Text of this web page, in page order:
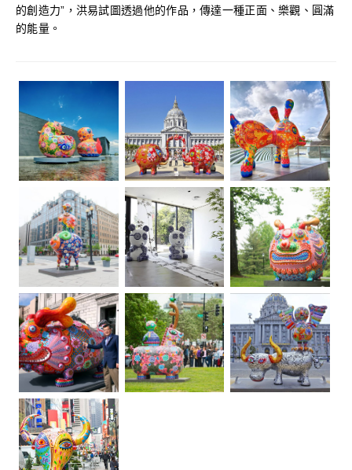
的創造力”，洪易試圖透過他的作品，傳達一種正面、樂觀、圓滿
的能量。